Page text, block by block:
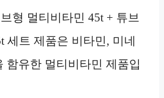
형 멀티비타민 45t + 튜브
세트 제품은 비타민, 미네
함유한 멀티비타민 제품입